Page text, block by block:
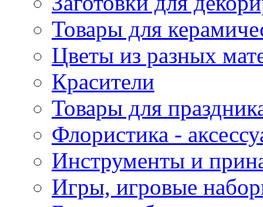
Товары для
Цветы из разных
Красители
Товары для
Флористика -
Инструменты и
Игры, игровые